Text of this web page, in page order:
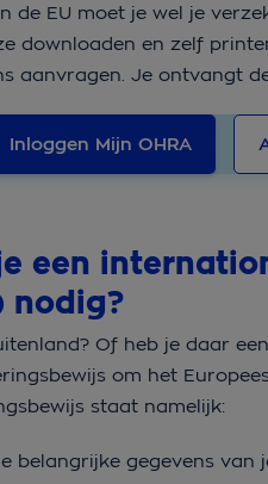
de EU moet je wel je
downloaden en zelf
aanvragen. Je ontvangt
Inloggen Mijn OHRA
een
nodig?
Of heb je daar
om het
staat namelijk:
belangrijke gegevens van